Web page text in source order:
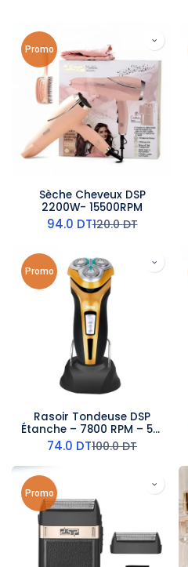
Promo
Sèche Cheveux DSP
2200W- 15500RPM
94.0 DT120.0DT
Promo
Rasoir Tondeuse DSP
Étanche – 7800 RPM – 5W
– Orangé
74.0 DT100.0DT
Promo